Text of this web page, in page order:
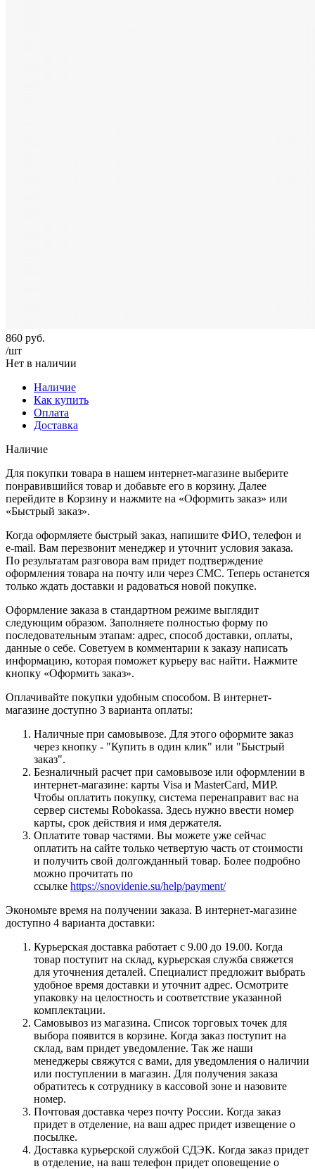
860 руб.
/шт
Нет в наличии
Наличие
Как купить
Оплата
Доставка
Наличие
Для покупки товара в нашем интернет-магазине выберите
понравившийся товар и добавьте его в корзину. Далее
перейдите в Корзину и нажмите на «Оформить заказ» или
«Быстрый заказ».
Когда оформляете быстрый заказ, напишите ФИО, телефон и
e-mail. Вам перезвонит менеджер и уточнит условия заказа.
По результатам разговора вам придет подтверждение
оформления товара на почту или через СМС. Теперь останется
только ждать доставки и радоваться новой покупке.
Оформление заказа в стандартном режиме выглядит
следующим образом. Заполняете полностью форму по
последовательным этапам: адрес, способ доставки, оплаты,
данные о себе. Советуем в комментарии к заказу написать
информацию, которая поможет курьеру вас найти. Нажмите
кнопку «Оформить заказ».
Оплачивайте покупки удобным способом. В интернет-
магазине доступно 3 варианта оплаты:
Наличные при самовывозе. Для этого оформите заказ
через кнопку - "Купить в один клик" или "Быстрый
заказ".
Безналичный расчет при самовывозе или оформлении в
интернет-магазине: карты Visa и MasterCard, МИР.
Чтобы оплатить покупку, система перенаправит вас на
сервер системы Robokassa. Здесь нужно ввести номер
карты, срок действия и имя держателя.
Оплатите товар частями. Вы можете уже сейчас
оплатить на сайте только четвертую часть от стоимости
и получить свой долгожданный товар. Более подробно
можно прочитать по
ссылке https://snovidenie.su/help/payment/
Экономьте время на получении заказа. В интернет-магазине
доступно 4 варианта доставки:
Курьерская доставка работает с 9.00 до 19.00. Когда
товар поступит на склад, курьерская служба свяжется
для уточнения деталей. Специалист предложит выбрать
удобное время доставки и уточнит адрес. Осмотрите
упаковку на целостность и соответствие указанной
комплектации.
Самовывоз из магазина. Список торговых точек для
выбора появится в корзине. Когда заказ поступит на
склад, вам придет уведомление. Так же наши
менеджеры свяжутся с вами, для уведомления о наличии
или поступлении в магазин. Для получения заказа
обратитесь к сотруднику в кассовой зоне и назовите
номер.
Почтовая доставка через почту России. Когда заказ
придет в отделение, на ваш адрес придет извещение о
посылке.
Доставка курьерской службой СДЭК. Когда заказ придет
в отделение, на ваш телефон придет оповещение о